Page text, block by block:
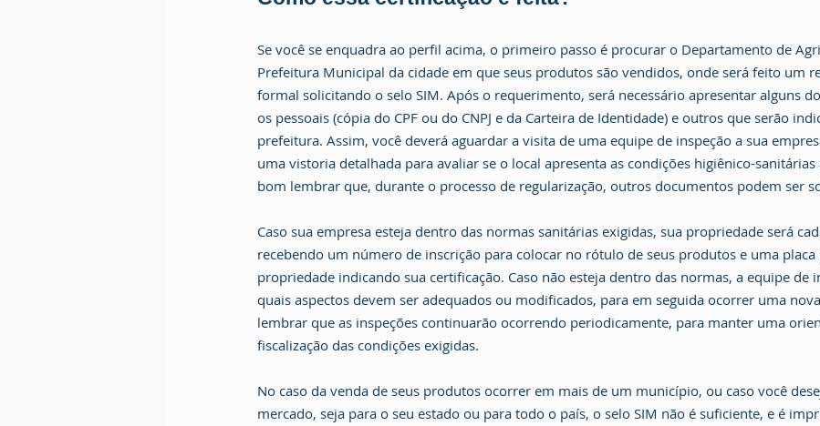
Se você se enquadra ao perfil acima, o primeiro passo é procurar o Departamento de
Prefeitura Municipal da cidade em que seus produtos são vendidos, onde será feito um
formal solicitando o selo SIM. Após o requerimento, será necessário apresentar alguns
os pessoais (cópia do CPF ou do CNPJ e da Carteira de Identidade) e outros que serão
prefeitura. Assim, você deverá aguardar a visita de uma equipe de inspeção a sua
uma vistoria detalhada para avaliar se o local apresenta as condições higiênico-sanitárias
bom lembrar que, durante o processo de regularização, outros documentos podem ser
Caso sua empresa esteja dentro das normas sanitárias exigidas, sua propriedade será
recebendo um número de inscrição para colocar no rótulo de seus produtos e uma placa
propriedade indicando sua certificação. Caso não esteja dentro das normas, a equipe de
quais aspectos devem ser adequados ou modificados, para em seguida ocorrer uma
lembrar que as inspeções continuarão ocorrendo periodicamente, para manter uma
fiscalização das condições exigidas.
No caso da venda de seus produtos ocorrer em mais de um município, ou caso você
mercado, seja para o seu estado ou para todo o país, o selo SIM não é suficiente, e é